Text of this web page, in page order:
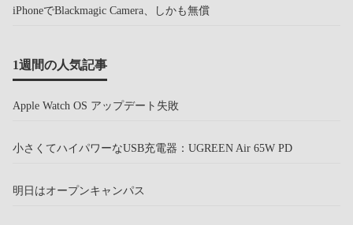
iPhoneでBlackmagic Camera、しかも無償
1週間の人気記事
Apple Watch OS アップデート失敗
小さくてハイパワーなUSB充電器：UGREEN Air 65W PD
明日はオープンキャンパス